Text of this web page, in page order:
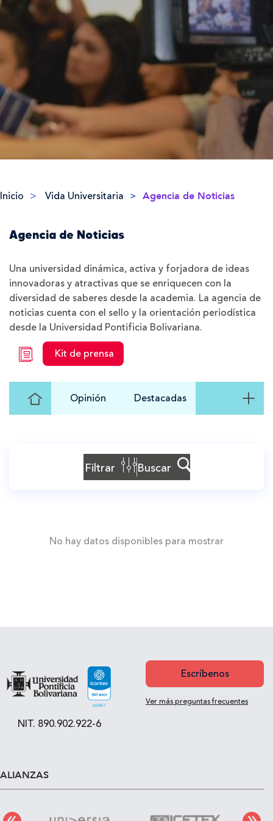
Inicio Vida Universitaria Agencia de Noticias
Agencia de Noticias
Una universidad dinámica, activa y forjadora de ideas
innovadoras y atractivas que se enriquecen con la
diversidad de saberes desde la academia. La agencia de
noticias cuenta con el sello y la orientación periodística
desde la Universidad Pontificia Bolivariana.
Kit de prensa
Ir
al
Opinión Destacadas
Filtrar Buscar
No hay datos disponibles para mostrar
NIT. 890.902.922-6
Escríbenos
Ver más preguntas frecuentes
ALIANZAS